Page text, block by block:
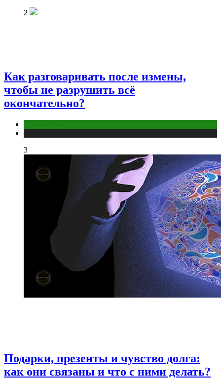
2
Как разговаривать после измены,
чтобы не разрушить всё
окончательно?
3
Подарки, презенты и чувство долга:
как они связаны и что с ними делать?